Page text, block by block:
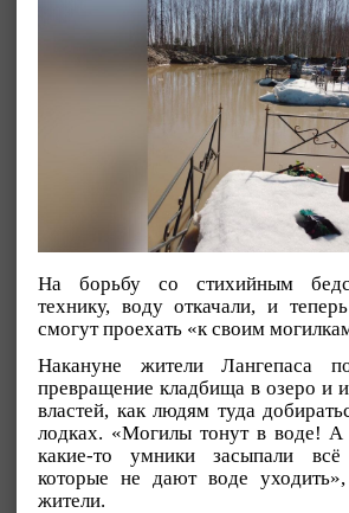
На борьбу со стихийным
технику, воду откачали, и
смогут проехать «к своим
Накануне жители Лангепаса
превращение кладбища в озеро и
властей, как людям туда
лодках. «Могилы тонут в воде! А
какие-то умники засыпали
которые не дают воде
жители.